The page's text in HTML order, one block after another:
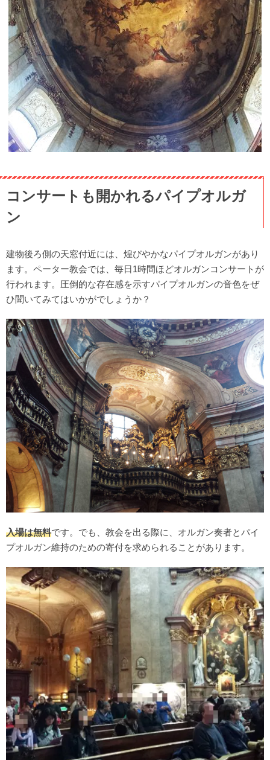
コンサートも開かれるパイプオルガ
ン
建物後ろ側の天窓付近には、煌びやかなパイプオルガンがあり
ます。ペーター教会では、毎日1時間ほどオルガンコンサートが
行われます。圧倒的な存在感を示すパイプオルガンの音色をぜ
ひ聞いてみてはいかがでしょうか？
入場は無料です。でも、教会を出る際に、オルガン奏者とパイ
プオルガン維持のための寄付を求められることがあります。